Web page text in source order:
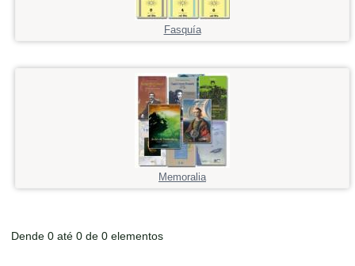
Fasquía
Memoralia
Dende 0 até 0 de 0 elementos